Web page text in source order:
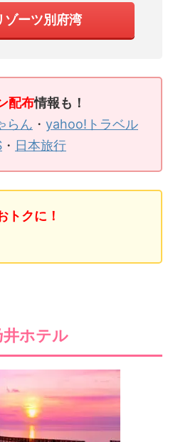
ゾーツ別府湾
配布情報も！
らん ・ yahoo!トラベル
・ 日本旅行
トクに！
ホテル